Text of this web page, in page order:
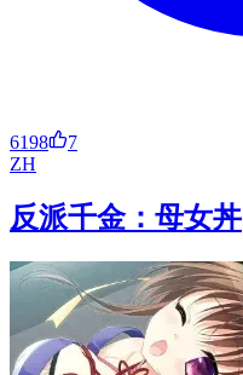
6198
7
ZH
反派千金：母女丼